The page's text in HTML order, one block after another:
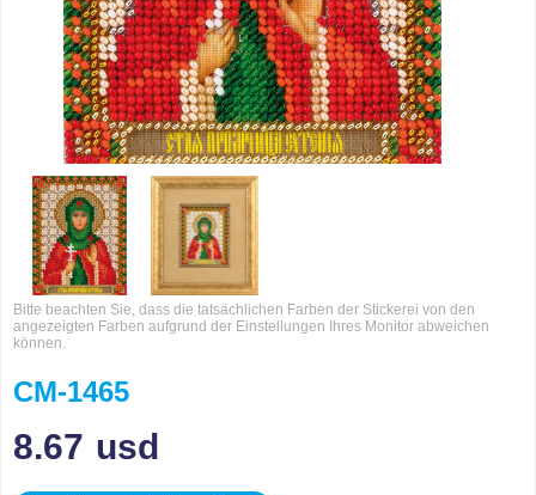
Bitte beachten Sie, dass die tatsächlichen Farben der Stickerei von den
angezeigten Farben aufgrund der Einstellungen Ihres Monitor abweichen
können.
CM-1465
8.67 usd